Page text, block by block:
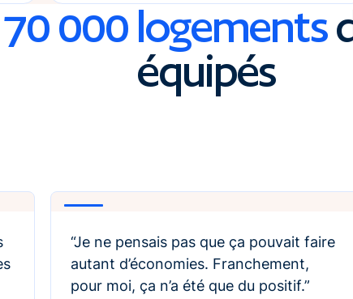
70 000 logements
équipés
“Je ne pensais pas que ça pouvait faire
autant d’économies. Franchement,
pour moi, ça n’a été que du positif.”